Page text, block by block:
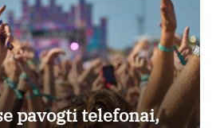
pavogti telefonai,